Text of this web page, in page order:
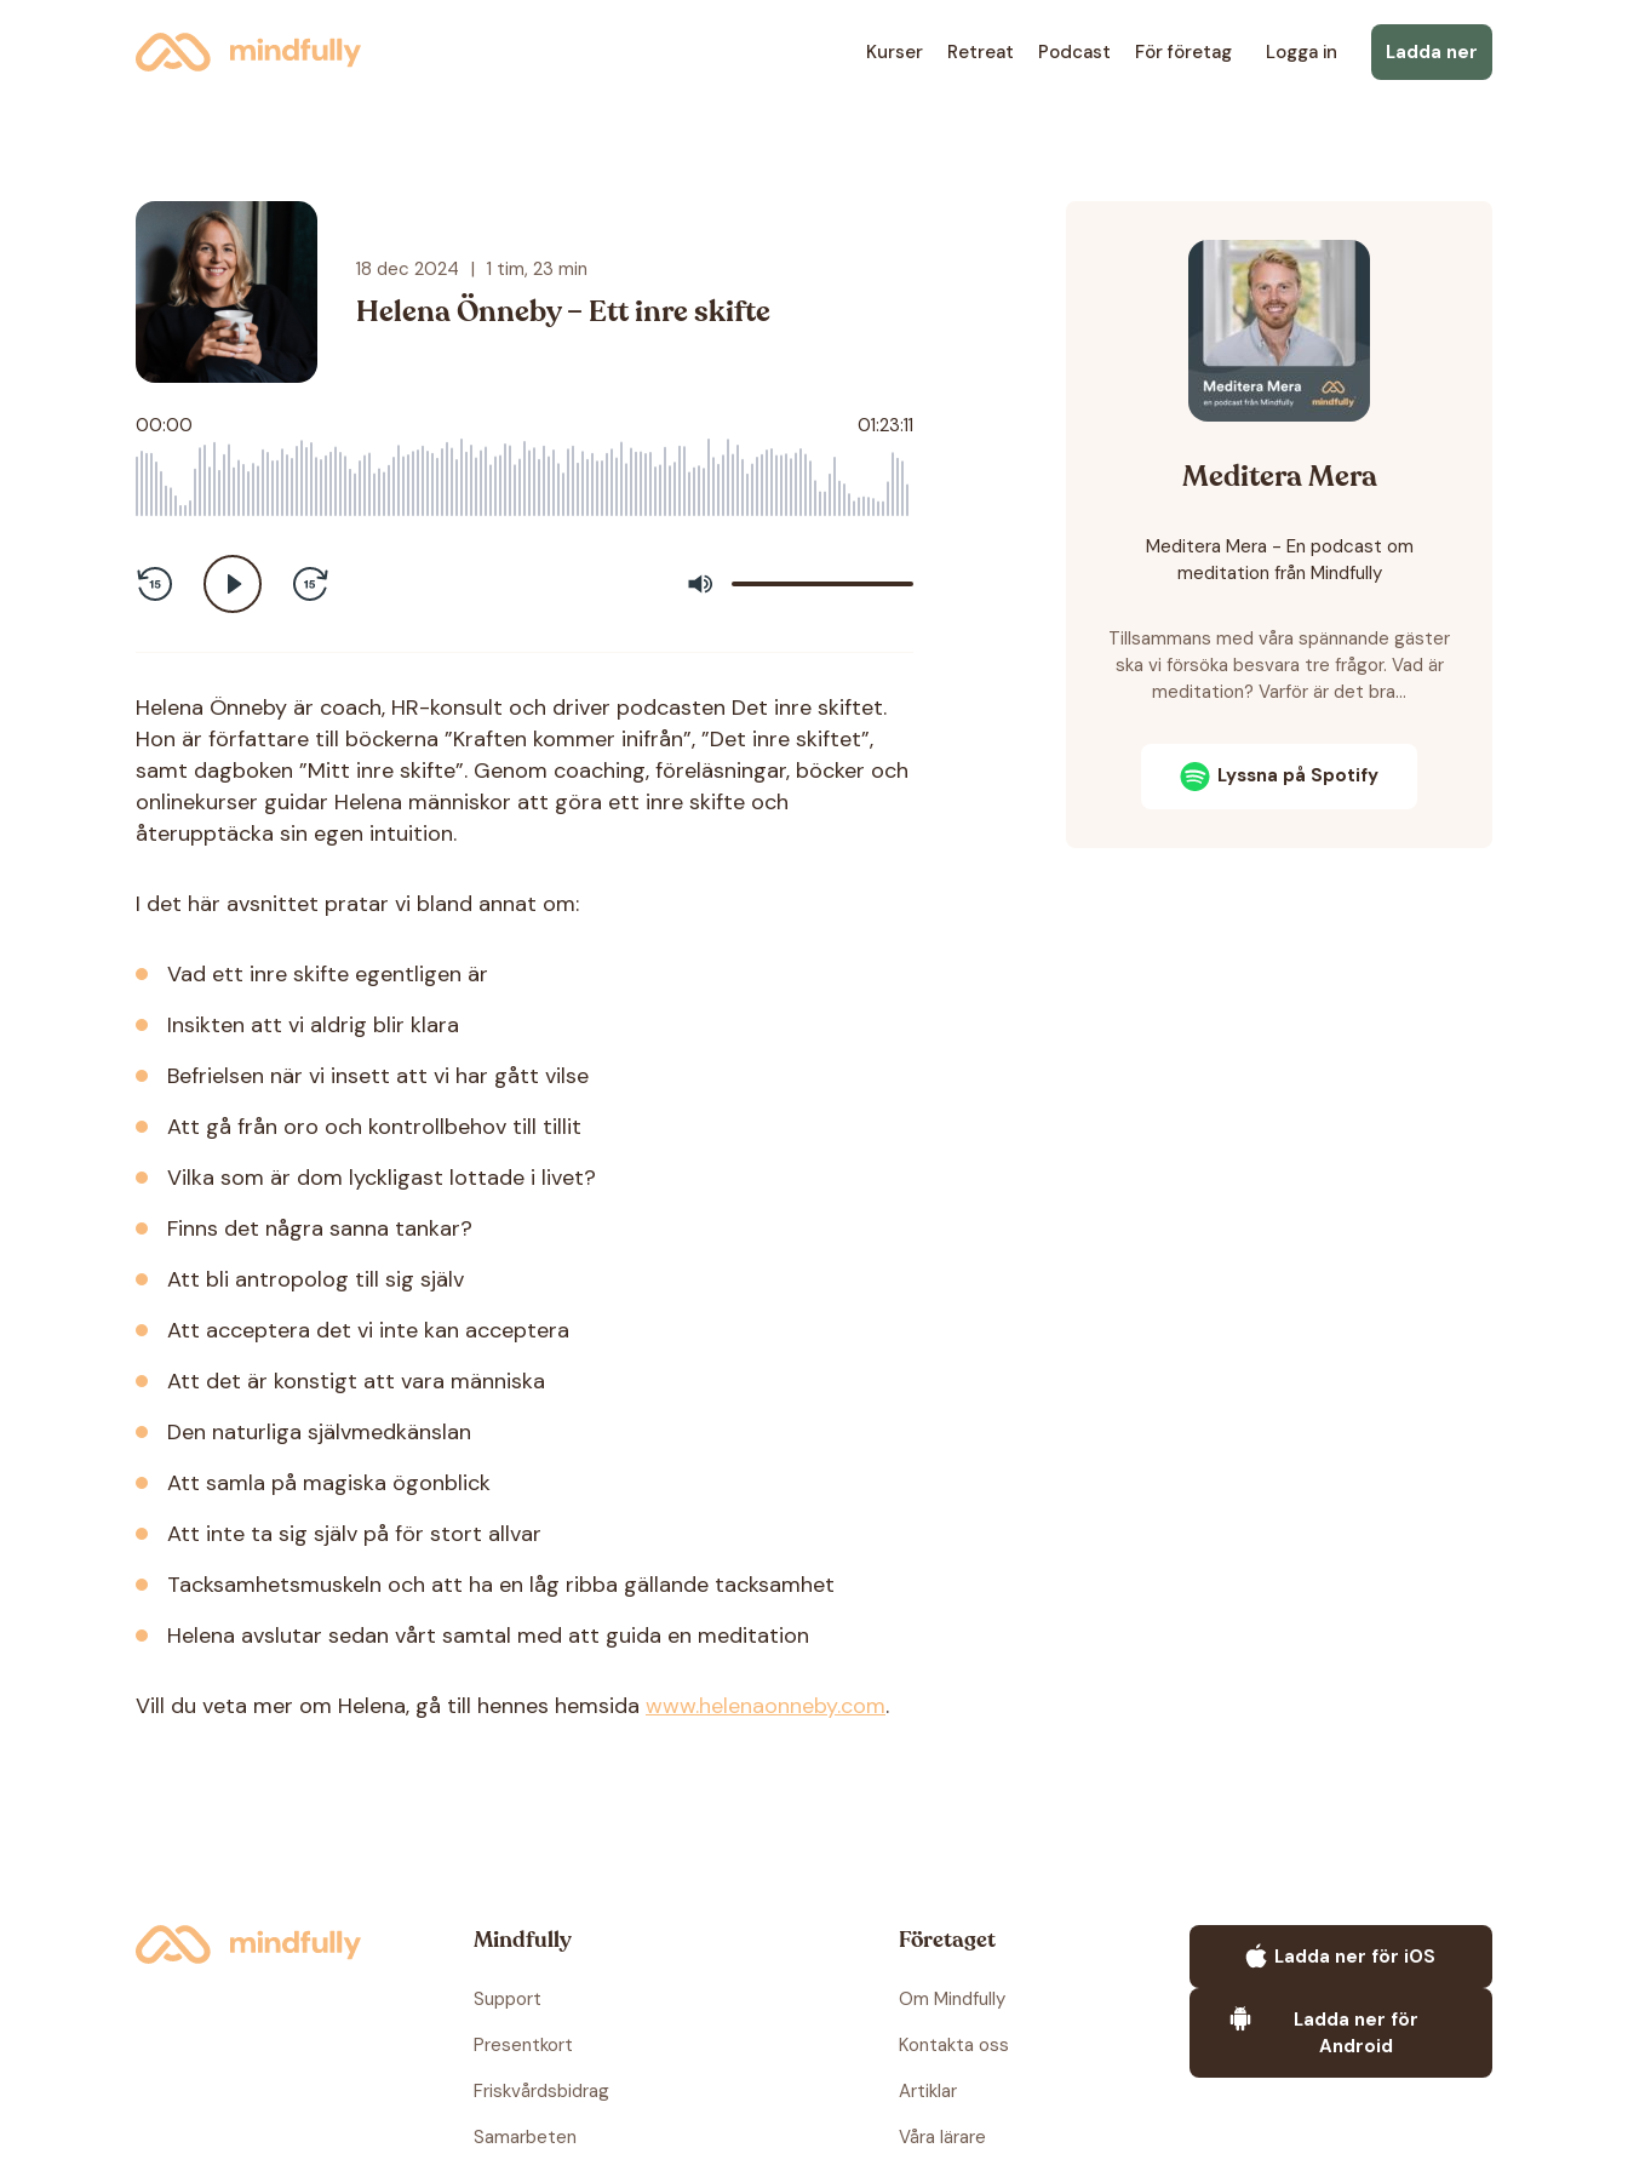
Kurser Retreat Podcast För företag Logga in Ladda ner
18 dec 2024 | 1 tim, 23 min
Helena Önneby – Ett inre skifte
00:00 01:23:11
Helena Önneby är coach, HR-konsult och driver podcasten Det inre skiftet.
Hon är författare till böckerna ”Kraften kommer inifrån”, ”Det inre skiftet”,
samt dagboken ”Mitt inre skifte”. Genom coaching, föreläsningar, böcker och
onlinekurser guidar Helena människor att göra ett inre skifte och
återupptäcka sin egen intuition.
I det här avsnittet pratar vi bland annat om:
Vad ett inre skifte egentligen är
Insikten att vi aldrig blir klara
Befrielsen när vi insett att vi har gått vilse
Att gå från oro och kontrollbehov till tillit
Vilka som är dom lyckligast lottade i livet?
Finns det några sanna tankar?
Att bli antropolog till sig själv
Att acceptera det vi inte kan acceptera
Att det är konstigt att vara människa
Den naturliga självmedkänslan
Att samla på magiska ögonblick
Att inte ta sig själv på för stort allvar
Tacksamhetsmuskeln och att ha en låg ribba gällande tacksamhet
Helena avslutar sedan vårt samtal med att guida en meditation
Vill du veta mer om Helena, gå till hennes hemsida www.helenaonneby.com.
Meditera Mera
Meditera Mera - En podcast om
meditation från Mindfully
Tillsammans med våra spännande gäster
ska vi försöka besvara tre frågor. Vad är
meditation? Varför är det bra…
Lyssna på Spotify
Mindfully
Support
Presentkort
Friskvårdsbidrag
Samarbeten
Företaget
Om Mindfully
Kontakta oss
Artiklar
Våra lärare
Ladda ner för iOS
Ladda ner för
Android